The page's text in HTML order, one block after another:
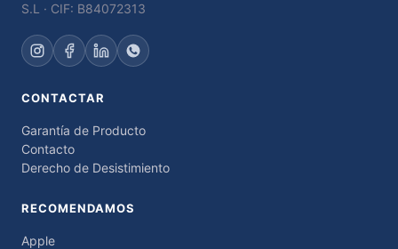
S.L · CIF: B84072313
CONTACTAR
Garantía de Producto
Contacto
Derecho de Desistimiento
RECOMENDAMOS
Apple